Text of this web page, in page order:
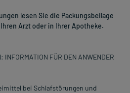
lesen Sie die Packungsbeilage
Arzt oder in Ihrer Apotheke.
INFORMATION FÜR DEN ANWENDER
bei Schlafstörungen und